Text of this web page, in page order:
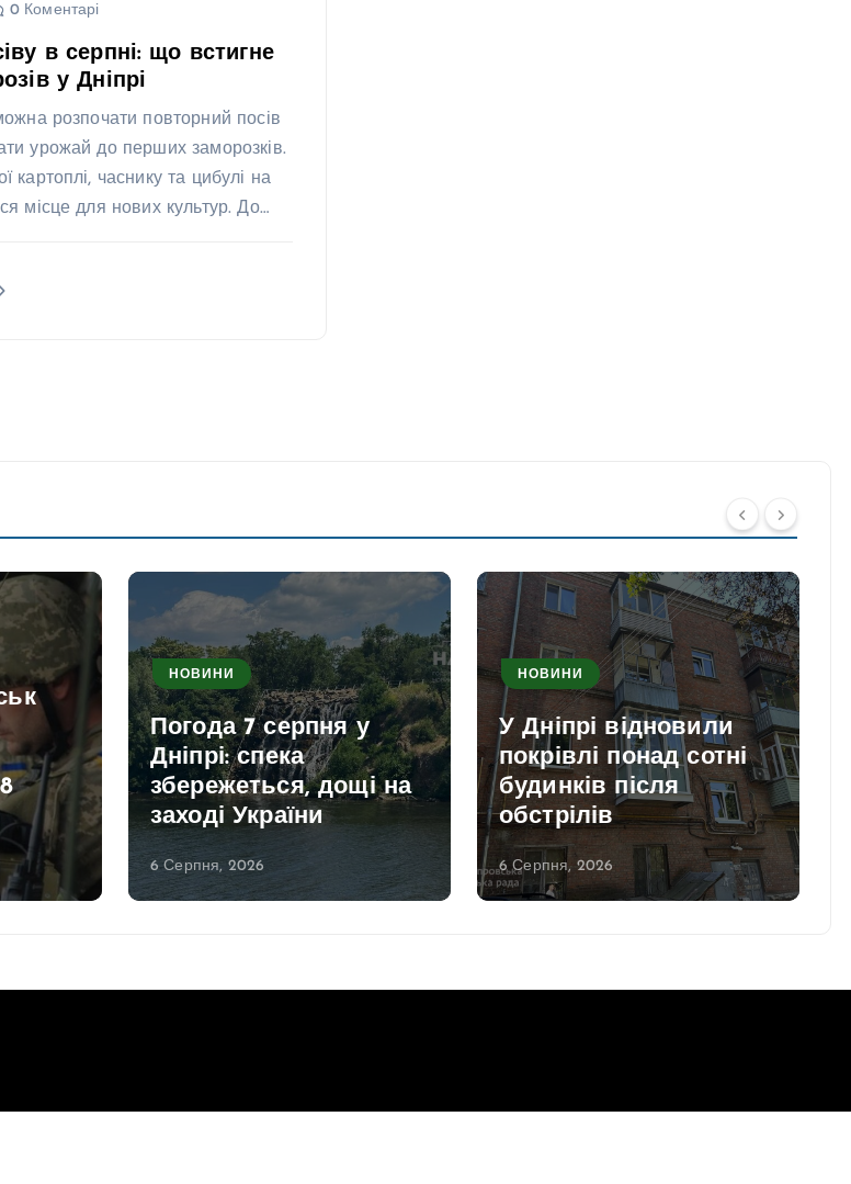
0 Коментарі
в серпні: що встигне
у Дніпрі
розпочати повторний посів
урожай до перших заморозків.
картоплі, часнику та цибулі на
місце для нових культур. До…
НОВИНИ
Погода 7 серпня у
Дніпрі: спека
збережеться, дощі на
заході України
6 Серпня, 2026
НОВИНИ
У Дніпрі відновили
покрівлі понад сотні
будинків після
обстрілів
6 Серпня, 2026